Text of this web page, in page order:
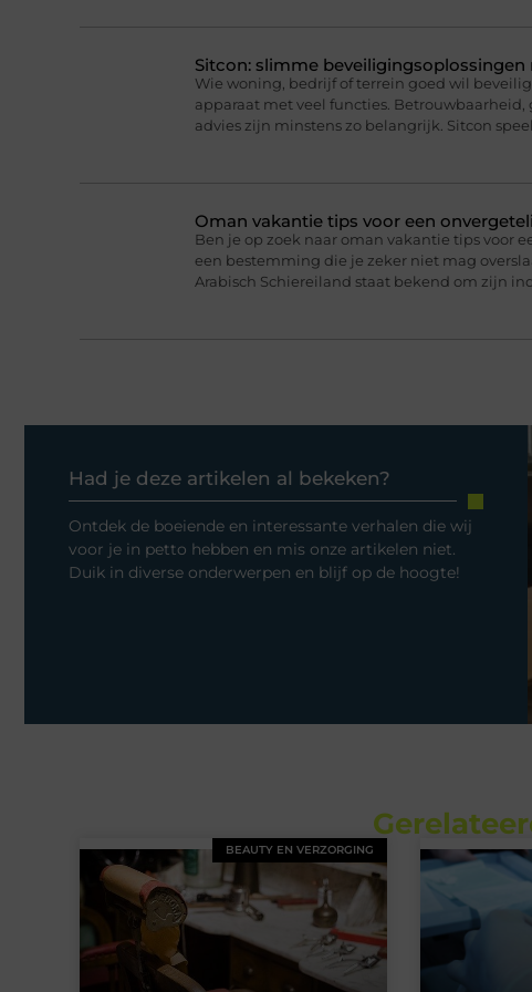
Sitcon: slimme
Wie woning, bedrijf of terrein goed wil
apparaat met veel functies.
advies zijn minstens zo belangrijk. Sitcon
Oman vakantie tips voor een
Ben je op zoek naar oman vakantie tips voor
een bestemming die je zeker niet mag
Arabisch Schiereiland staat bekend om zijn
Had je deze artikelen al bekeken?
Ontdek de boeiende en interessante verhalen die wij
voor je in petto hebben en mis onze artikelen niet.
Duik in diverse onderwerpen en blijf op de hoogte!
BEAUTY EN VERZORGING